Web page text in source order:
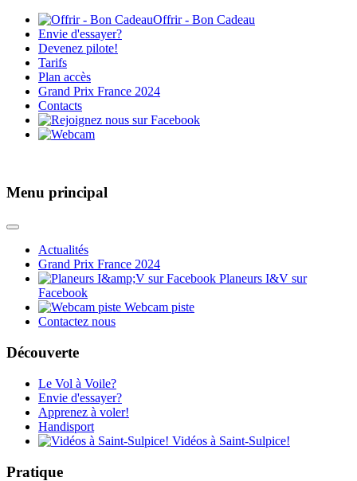
Offrir - Bon Cadeau
Envie d'essayer?
Devenez pilote!
Tarifs
Plan accès
Grand Prix France 2024
Contacts
Menu principal
Actualités
Grand Prix France 2024
Planeurs I&V sur
Facebook
Webcam piste
Contactez nous
Découverte
Le Vol à Voile?
Envie d'essayer?
Apprenez à voler!
Handisport
Vidéos à Saint-Sulpice!
Pratique